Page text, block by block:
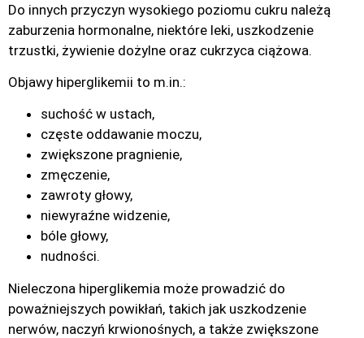
Do innych przyczyn wysokiego poziomu cukru należą
zaburzenia hormonalne, niektóre leki, uszkodzenie
trzustki, żywienie dożylne oraz cukrzyca ciążowa.
Objawy hiperglikemii to m.in.:
suchość w ustach,
częste oddawanie moczu,
zwiększone pragnienie,
zmęczenie,
zawroty głowy,
niewyraźne widzenie,
bóle głowy,
nudności.
Nieleczona hiperglikemia może prowadzić do
poważniejszych powikłań, takich jak uszkodzenie
nerwów, naczyń krwionośnych, a także zwiększone